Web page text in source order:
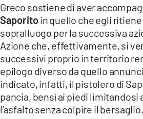
Greco sostiene di aver
Saporitoin quello che egli
sopralluogo per la successiva
Azione che, effettivamente, si
successivi proprio in territorio
epilogo diverso da quello
indicato, infatti, il pistolero di
pancia, bensì ai piedi limitandosi
l’asfalto senza colpire il